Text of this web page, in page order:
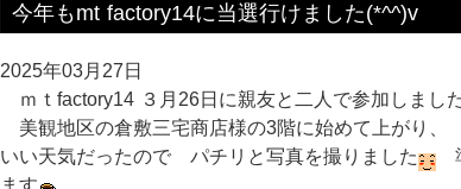
今年もmt factory14に当選行けました(*^^)v
2025年03月27日
ｍｔfactory14 ３月26日に親友と二人で参加しまし
美観地区の倉敷三宅商店様の3階に始めて上がり、
いい天気だったので パチリと写真を撮りました